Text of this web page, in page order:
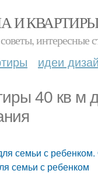
И
интересные
идеи
40 кв м
семьи с
семьи с ребенком